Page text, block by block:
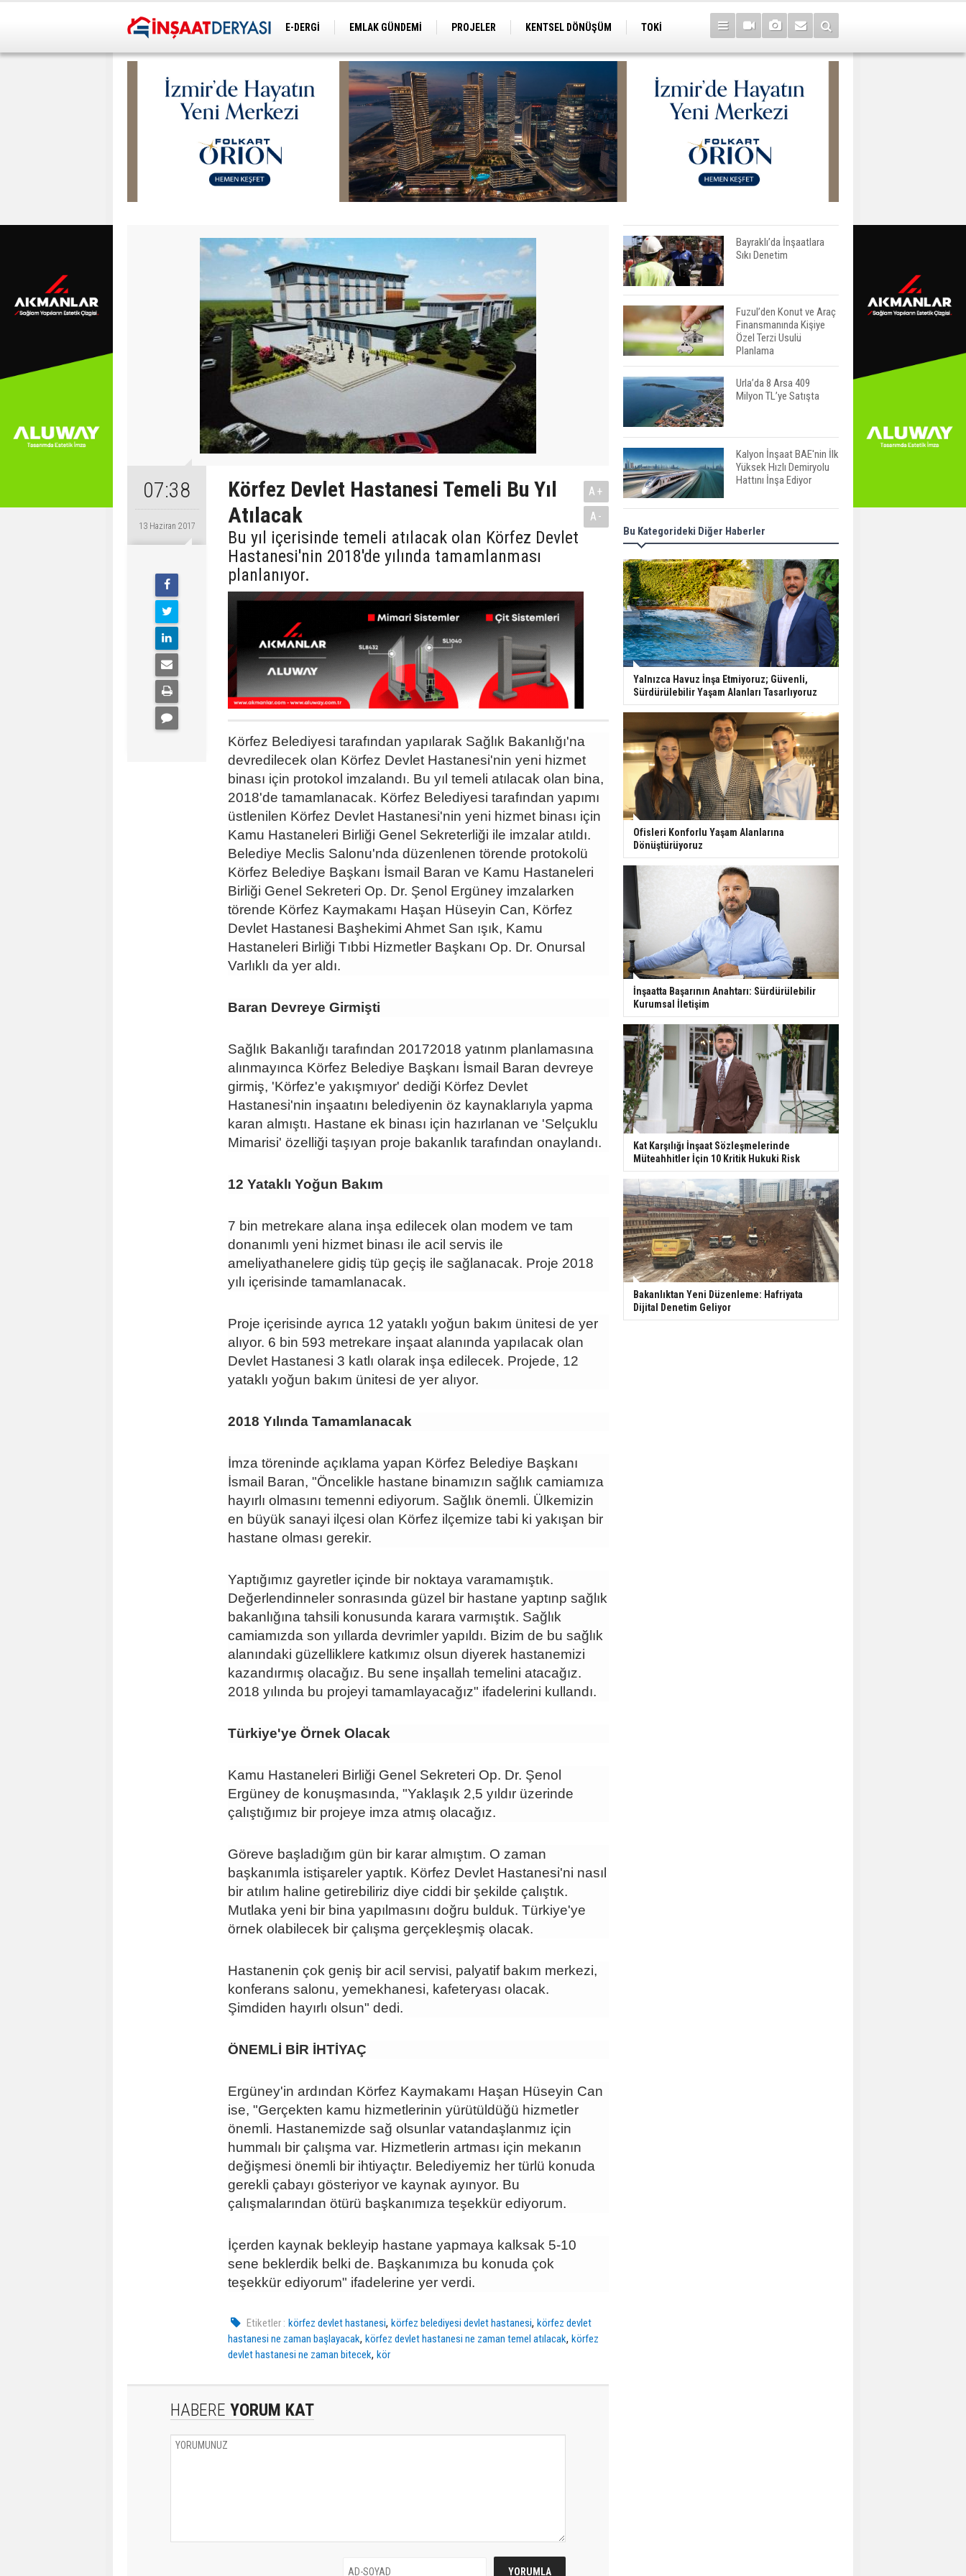
E-DERGİ EMLAK GÜNDEMİ PROJELER KENTSEL DÖNÜŞÜM
TOKİ
07:38
13 Haziran 2017
Körfez Devlet Hastanesi Temeli Bu Yıl
Atılacak
Bu yıl içerisinde temeli atılacak olan Körfez Devlet
Hastanesi'nin 2018'de yılında tamamlanması
planlanıyor.
A+
A-
Körfez Belediyesi tarafından yapılarak Sağlık Bakanlığı'na
devredilecek olan Körfez Devlet Hastanesi'nin yeni hizmet
binası için protokol imzalandı. Bu yıl temeli atılacak olan bina,
2018'de tamamlanacak. Körfez Belediyesi tarafından yapımı
üstlenilen Körfez Devlet Hastanesi'nin yeni hizmet binası için
Kamu Hastaneleri Birliği Genel Sekreterliği ile imzalar atıldı.
Belediye Meclis Salonu'nda düzenlenen törende protokolü
Körfez Belediye Başkanı İsmail Baran ve Kamu Hastaneleri
Birliği Genel Sekreteri Op. Dr. Şenol Ergüney imzalarken
törende Körfez Kaymakamı Haşan Hüseyin Can, Körfez
Devlet Hastanesi Başhekimi Ahmet San ışık, Kamu
Hastaneleri Birliği Tıbbi Hizmetler Başkanı Op. Dr. Onursal
Varlıklı da yer aldı.
Baran Devreye Girmişti
Sağlık Bakanlığı tarafından 20172018 yatınm planlamasına
alınmayınca Körfez Belediye Başkanı İsmail Baran devreye
girmiş, 'Körfez'e yakışmıyor' dediği Körfez Devlet
Hastanesi'nin inşaatını belediyenin öz kaynaklarıyla yapma
karan almıştı. Hastane ek binası için hazırlanan ve 'Selçuklu
Mimarisi' özelliği taşıyan proje bakanlık tarafından onaylandı.
12 Yataklı Yoğun Bakım
7 bin metrekare alana inşa edilecek olan modem ve tam
donanımlı yeni hizmet binası ile acil servis ile
ameliyathanelere gidiş tüp geçiş ile sağlanacak. Proje 2018
yılı içerisinde tamamlanacak.
Proje içerisinde ayrıca 12 yataklı yoğun bakım ünitesi de yer
alıyor. 6 bin 593 metrekare inşaat alanında yapılacak olan
Devlet Hastanesi 3 katlı olarak inşa edilecek. Projede, 12
yataklı yoğun bakım ünitesi de yer alıyor.
2018 Yılında Tamamlanacak
İmza töreninde açıklama yapan Körfez Belediye Başkanı
İsmail Baran, "Öncelikle hastane binamızın sağlık camiamıza
hayırlı olmasını temenni ediyorum. Sağlık önemli. Ülkemizin
en büyük sanayi ilçesi olan Körfez ilçemize tabi ki yakışan bir
hastane olması gerekir.
Yaptığımız gayretler içinde bir noktaya varamamıştık.
Değerlendinneler sonrasında güzel bir hastane yaptınp sağlık
bakanlığına tahsili konusunda karara varmıştık. Sağlık
camiamızda son yıllarda devrimler yapıldı. Bizim de bu sağlık
alanındaki güzelliklere katkımız olsun diyerek hastanemizi
kazandırmış olacağız. Bu sene inşallah temelini atacağız.
2018 yılında bu projeyi tamamlayacağız" ifadelerini kullandı.
Türkiye'ye Örnek Olacak
Kamu Hastaneleri Birliği Genel Sekreteri Op. Dr. Şenol
Ergüney de konuşmasında, "Yaklaşık 2,5 yıldır üzerinde
çalıştığımız bir projeye imza atmış olacağız.
Göreve başladığım gün bir karar almıştım. O zaman
başkanımla istişareler yaptık. Körfez Devlet Hastanesi'ni nasıl
bir atılım haline getirebiliriz diye ciddi bir şekilde çalıştık.
Mutlaka yeni bir bina yapılmasını doğru bulduk. Türkiye'ye
örnek olabilecek bir çalışma gerçekleşmiş olacak.
Hastanenin çok geniş bir acil servisi, palyatif bakım merkezi,
konferans salonu, yemekhanesi, kafeteryası olacak.
Şimdiden hayırlı olsun" dedi.
ÖNEMLİ BİR İHTİYAÇ
Ergüney'in ardından Körfez Kaymakamı Haşan Hüseyin Can
ise, "Gerçekten kamu hizmetlerinin yürütüldüğü hizmetler
önemli. Hastanemizde sağ olsunlar vatandaşlanmız için
hummalı bir çalışma var. Hizmetlerin artması için mekanın
değişmesi önemli bir ihtiyaçtır. Belediyemiz her türlü konuda
gerekli çabayı gösteriyor ve kaynak ayınyor. Bu
çalışmalarından ötürü başkanımıza teşekkür ediyorum.
İçerden kaynak bekleyip hastane yapmaya kalksak 5-10
sene beklerdik belki de. Başkanımıza bu konuda çok
teşekkür ediyorum" ifadelerine yer verdi.
Etiketler : körfez devlet hastanesi,körfez belediyesi devlet hastanesi,körfez devlet
hastanesi ne zaman başlayacak, körfez devlet hastanesi ne zaman temel atılacak, körfez
devlet hastanesi ne zaman bitecek, kör
HABERE YORUM KAT
Bayraklı’da İnşaatlara
Sıkı Denetim
Fuzul’den Konut ve Araç
Finansmanında Kişiye
Özel Terzi Usulü
Planlama
Urla’da 8 Arsa 409
Milyon TL’ye Satışta
Kalyon İnşaat BAE'nin İlk
Yüksek Hızlı Demiryolu
Hattını İnşa Ediyor
ABD'de Konut Kredisi
Faizi Son Bir Yılın En
TOKİ 51 İlde 540 Konut
ve İş Yerini Satışa
Sunuyor
Yatırımcıların Bina Tercihi
Değişiyor: Dijital Altyapı
Öne Çıkıyor
TOKİ'nin Kiralık Sosyal
Konut Modeli Kiraları
Düşürür Mü?
İkinci El Konut Fiyatları
İspanya'da Bir Yılda
Yüzde 16,2 Arttı
Konut Satışları Güçlü
Seyrini Korudu Yabancıya
Satış Geriledi
Bu Kategorideki Diğer Haberler
Yalnızca Havuz İnşa Etmiyoruz; Güvenli,
Sürdürülebilir Yaşam Alanları Tasarlıyoruz
Ofisleri Konforlu Yaşam Alanlarına
Dönüştürüyoruz
İnşaatta Başarının Anahtarı: Sürdürülebilir
Kurumsal İletişim
Kat Karşılığı İnşaat Sözleşmelerinde
Müteahhitler İçin 10 Kritik Hukuki Risk
Bakanlıktan Yeni Düzenleme: Hafriyata
Dijital Denetim Geliyor